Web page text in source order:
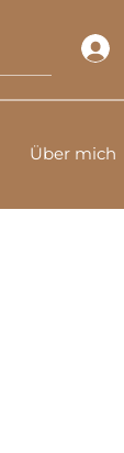
Über mich